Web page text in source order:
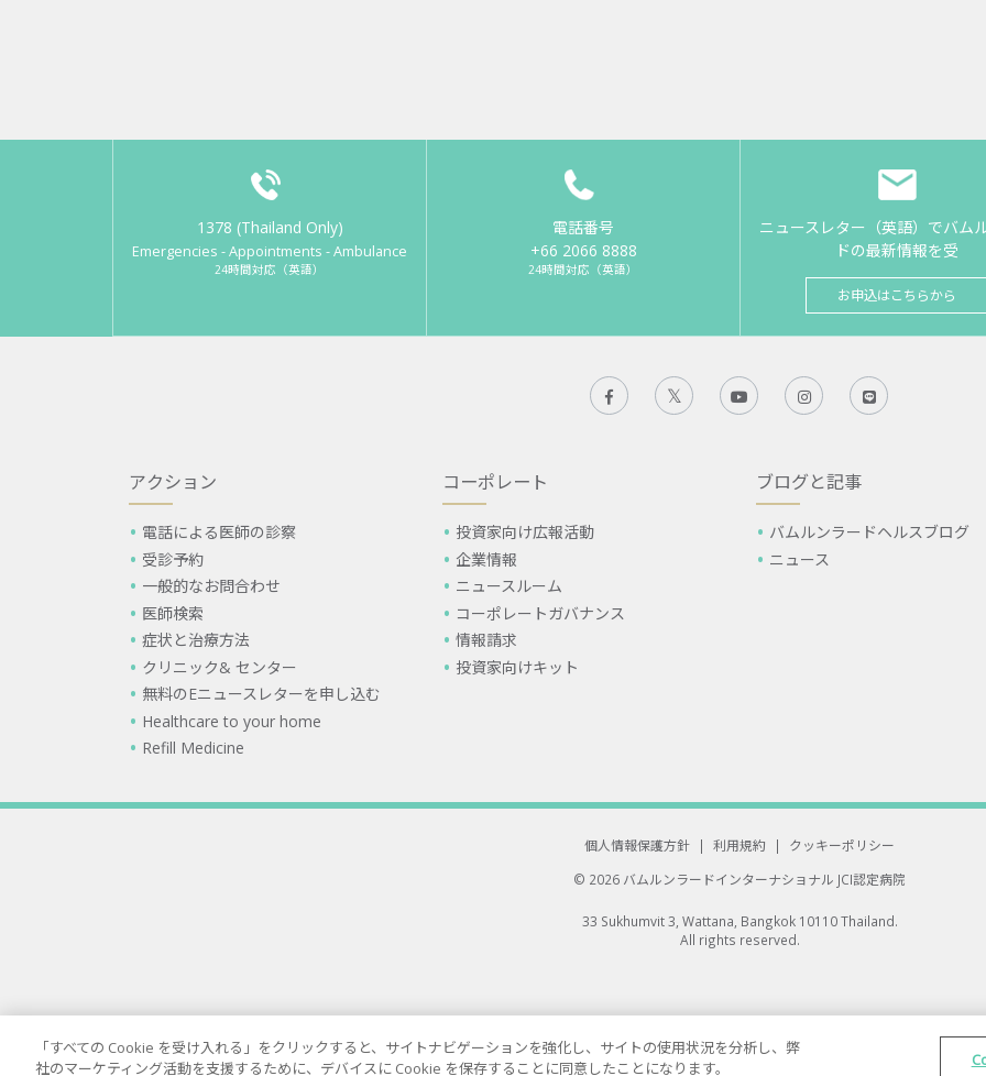
1378 (Thailand Only)
Emergencies - Appointments - Ambulance
24時間対応（英語）
電話番号
+66 2066 8888
24時間対応（英語）
ニュースレター（英語）でバム
ドの最新情報を受
お申込はこちらから
アクション
電話による医師の診察
受診予約
一般的なお問合わせ
医師検索
症状と治療方法
クリニック& センター
無料のEニュースレターを申し込む
Healthcare to your home
Refill Medicine
コーポレート
投資家向け広報活動
企業情報
ニュースルーム
コーポレートガバナンス
情報請求
投資家向けキット
ブログと記事
バムルンラードヘルスブログ
ニュース
個人情報保護方針 | 利用規約 |
クッキーポリシー
© 2026 バムルンラードインターナショナル JCI認定病院
33 Sukhumvit 3, Wattana, Bangkok 10110 Thailand.
All rights reserved.
「すべての Cookie を受け入れる」をクリックすると、サイトナビゲーションを強化し、サイトの使用状況を分析し、弊
社のマーケティング活動を支援するために、デバイスに Cookie を保存することに同意したことになります。